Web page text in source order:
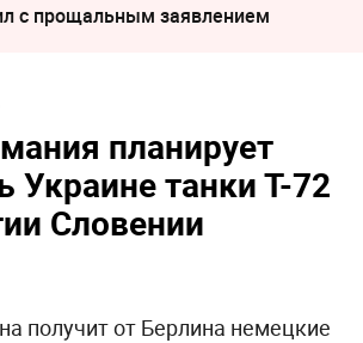
с прощальным заявлением
планирует
Украине танки Т-72
Словении
получит от Берлина немецкие